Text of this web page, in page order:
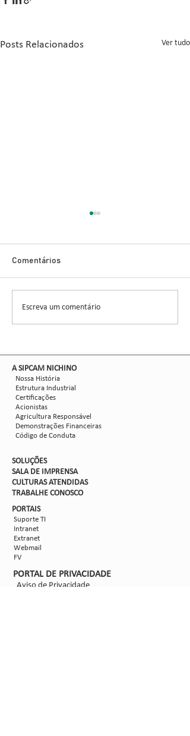
Posts Relacionados Ver tudo
Nova safra de milho:
como mitigar as perdas
Comentários
Escreva um comentário
​A SIPCAM NICHINO
Nossa História
Estrutura Industrial
Certificações
Acionistas
Agricultura Responsável
Demonstrações Financeiras
Código de Conduta
SOLUÇÕES
SALA DE IMPRENSA
CULTURAS ATENDIDAS
TRABALHE CONOSCO
PORTAIS
Suporte TI
Intranet
Extranet
Webmail
FV
PORTAL DE PRIVACIDADE
Aviso de Privacidade